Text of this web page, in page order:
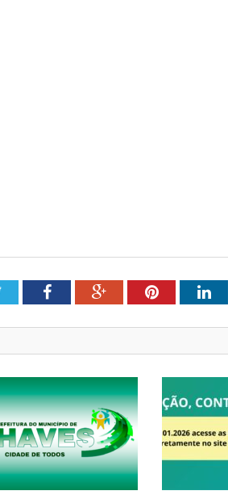
TwitterFacebookGoogle+Pinterest